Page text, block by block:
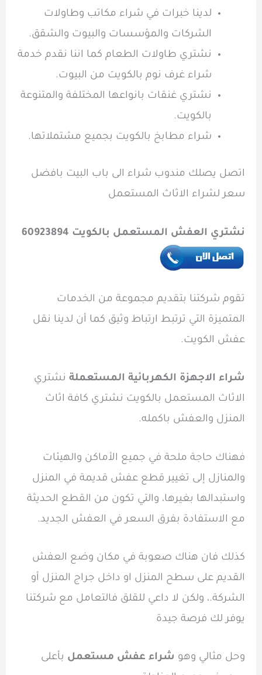
لدينا خبرات في شراء مكاتب وطاولات
الشركات والمؤسسات والبيوت والشقق.
نشتري طاولات الطعام كما اننا نقدم خدمة
شراء غرف نوم بالكويت من البيوت.
نشتري غنقات بانواعها المختلفة والمتنوعة
بالكويت.
شراء مطابخ بالكويت بجميع مشتملاتها.
اتصل يصلك مندوب شراء الى باب البيت بافضل
سعر لشراء الاثاث المستعمل
نشتري العفش المستعمل بالكويت 60923894
تقوم شركتنا بتقديم مجموعة من الخدمات
المتميزة التي ترتبط ارتباط وثيق كما أن لدينا نقل
عفش الكويت.
شراء الاجهزة الكهربائية المستعملة نشتري
الاثاث المستعمل بالكويت نشتري كافة اثاث
المنزل والعفش باكمله.
فهناك حاجة ملحة في جميع الأماكن والهيئات
والمنازل إلى تغيير قطع عفش قديمة في المنزل
واستبدالها بغيرها، والتي تكون من القطع الحديثة
مع الاستفادة بفرق السعر في العفش الجديد.
كذلك فان هناك صعوبة في مكان وضع العفش
القديم على سطح المنزل او داخل جراج المنزل أو
الشركة.، ولكن لا داعي للقلق فالتعامل مع شركتنا
يوفر لك فرصة جيدة
وحل مثالي وهو شراء عفش مستعمل بأعلى